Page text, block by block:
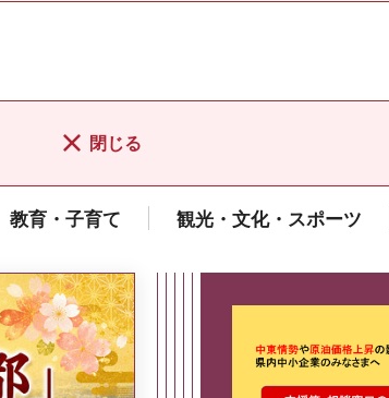
閉じる
教育・子育て 観光・文化・スポーツ
ここから最大3
報誌「県民だより奈良」